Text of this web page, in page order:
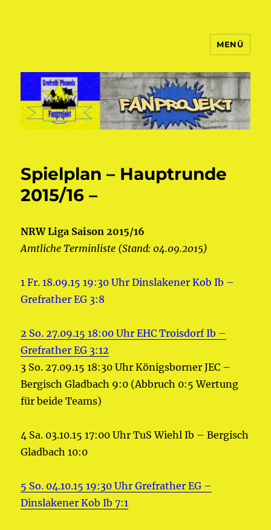
MENÜ
Spielplan – Hauptrunde
2015/16 –
NRW Liga Saison 2015/16
Amtliche Terminliste (Stand: 04.09.2015)
1 Fr. 18.09.15 19:30 Uhr Dinslakener Kob Ib –
Grefrather EG 3:8
2 So. 27.09.15 18:00 Uhr EHC Troisdorf Ib –
Grefrather EG 3:12
3 So. 27.09.15 18:30 Uhr Königsborner JEC –
Bergisch Gladbach 9:0 (Abbruch 0:5 Wertung
für beide Teams)
4 Sa. 03.10.15 17:00 Uhr TuS Wiehl Ib – Bergisch
Gladbach 10:0
5 So. 04.10.15 19:30 Uhr Grefrather EG –
Dinslakener Kob Ib 7:1